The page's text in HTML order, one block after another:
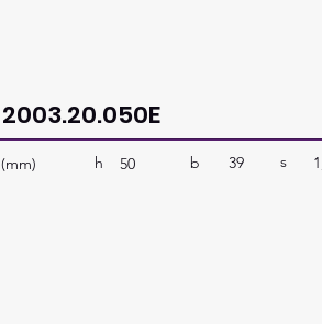
2003.20.050E
(mm) 50
h b 39 s